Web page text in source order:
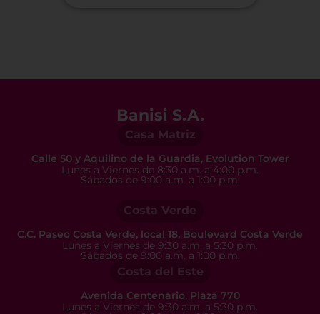
Banisi S.A.
Casa Matriz
Calle 50 y Aquilino de la Guardia, Evolution Tower
Lunes a Viernes de 8:30 a.m. a 4:00 p.m.
Sábados de 9:00 a.m. a 1:00 p.m.
Costa Verde
C.C. Paseo Costa Verde, local 18, Boulevard Costa Verde
Lunes a Viernes de 9:30 a.m. a 5:30 p.m.
Sábados de 9:00 a.m. a 1:00 p.m.
Costa del Este
Avenida Centenario, Plaza 770
Lunes a Viernes de 9:30 a.m. a 5:30 p.m.